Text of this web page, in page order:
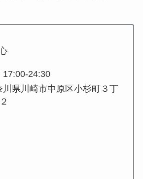
17:00-24:30
川県川崎市中原区小杉町３丁